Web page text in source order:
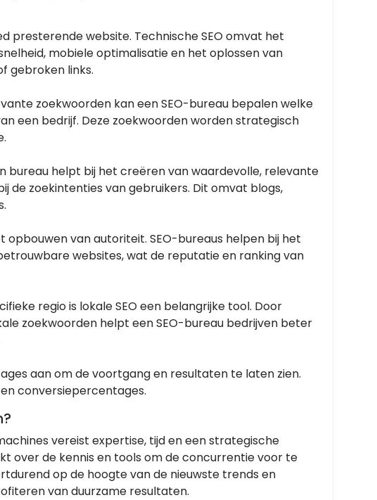
presterende website. Technische SEO omvat het
mobiele optimalisatie en het oplossen van
gebroken links.
zoekwoorden kan een SEO-bureau bepalen welke
een bedrijf. Deze zoekwoorden worden strategisch
bureau helpt bij het creëren van waardevolle, relevante
de zoekintenties van gebruikers. Dit omvat blogs,
van autoriteit. SEO-bureaus helpen bij het
websites, wat de reputatie en ranking van
regio is lokale SEO een belangrijke tool. Door
zoekwoorden helpt een SEO-bureau bedrijven beter
aan om de voortgang en resultaten te laten zien.
conversiepercentages.
vereist expertise, tijd en een strategische
over de kennis en tools om de concurrentie voor te
op de hoogte van de nieuwste trends en
van duurzame resultaten.